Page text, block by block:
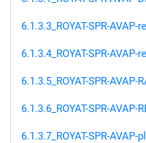
6.1.3.3_ROYAT-SPR-AVAP-
6.1.3.4_ROYAT-SPR-AVAP-
6.1.3.5_ROYAT-SPR-AVAP-
6.1.3.6_ROYAT-SPR-AVAP-
6.1.3.7_ROYAT-SPR-